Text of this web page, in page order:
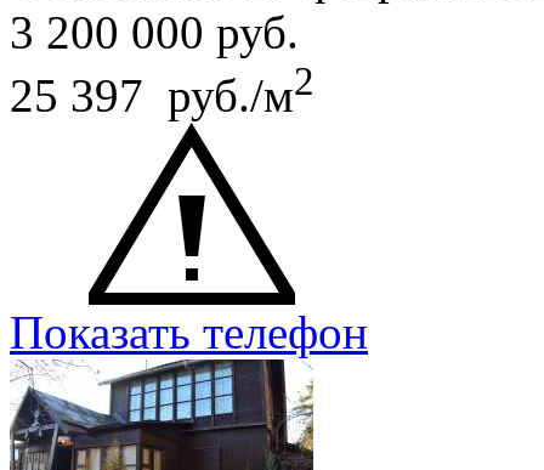
3 200 000 руб.
25 397 руб./м2
Показать телефон